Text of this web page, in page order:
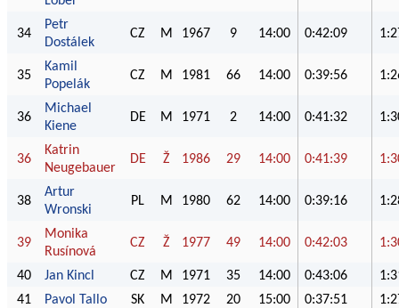
34
Petr
Dostálek
CZ M 1967 9 14:00 0:42:09
35
Kamil
Popelák
CZ M 1981 66 14:00 0:39:56
36
Michael
Kiene
DE M 1971 2 14:00 0:41:32
36
Katrin
Neugebauer
DE Ž 1986 29 14:00 0:41:39
38
Artur
Wronski
PL M 1980 62 14:00 0:39:16
39
Monika
Rusínová
CZ Ž 1977 49 14:00 0:42:03
40 Jan Kincl CZ M 1971 35 14:00 0:43:06
41
Pavol Tallo SK M 1972 20 15:00 0:37:51